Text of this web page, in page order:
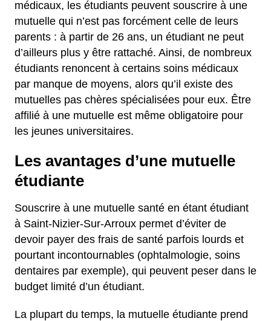
médicaux, les étudiants peuvent souscrire à une
mutuelle qui n’est pas forcément celle de leurs
parents : à partir de 26 ans, un étudiant ne peut
d’ailleurs plus y être rattaché. Ainsi, de nombreux
étudiants renoncent à certains soins médicaux
par manque de moyens, alors qu’il existe des
mutuelles pas chères spécialisées pour eux. Être
affilié à une mutuelle est même obligatoire pour
les jeunes universitaires.
Les avantages d’une mutuelle
étudiante
Souscrire à une mutuelle santé en étant étudiant
à Saint-Nizier-Sur-Arroux permet d’éviter de
devoir payer des frais de santé parfois lourds et
pourtant incontournables (ophtalmologie, soins
dentaires par exemple), qui peuvent peser dans le
budget limité d’un étudiant.
La plupart du temps, la mutuelle étudiante prend